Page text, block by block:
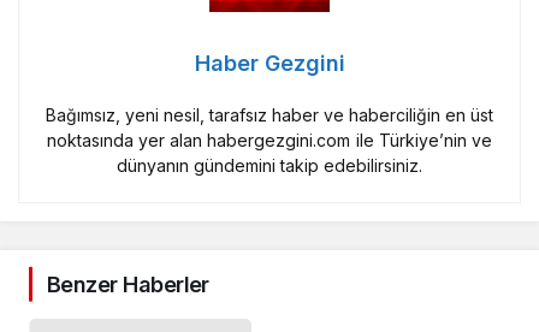
Haber Gezgini
Bağımsız, yeni nesil, tarafsız haber ve haberciliğin en üst
noktasında yer alan habergezgini.com ile Türkiye’nin ve
dünyanın gündemini takip edebilirsiniz.
Benzer Haberler